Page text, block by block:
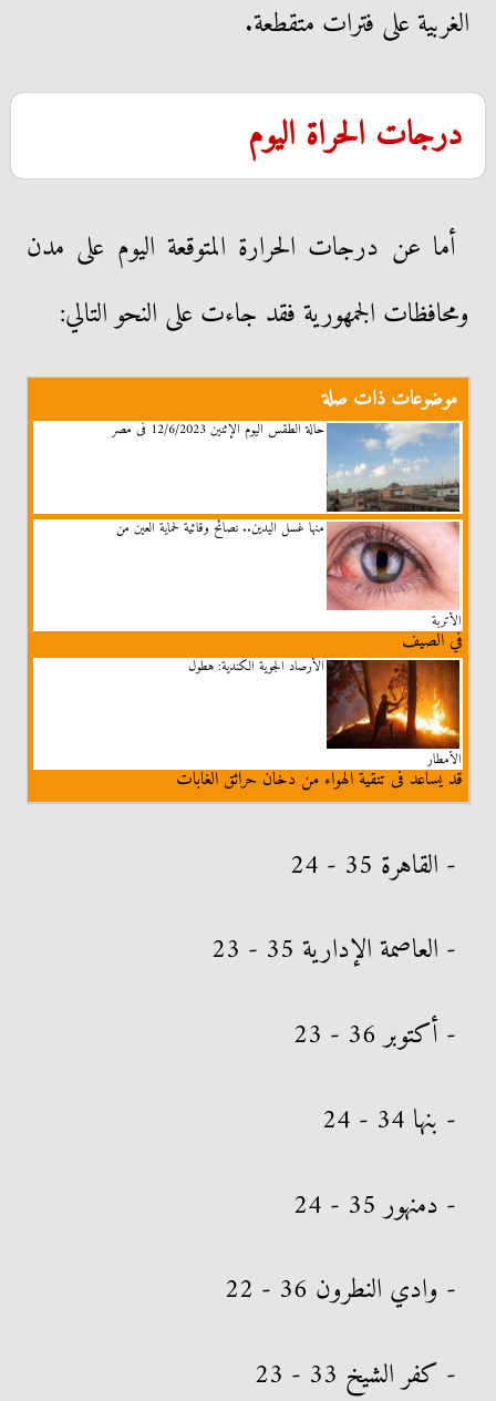
الغربية على فترات متقطعة.
درجات الحراة اليوم
أما عن درجات الحرارة المتوقعة اليوم على مدن
ومحافظات الجمهورية فقد جاءت على النحو التالي:
موضوعات ذات صلة
حالة الطقس اليوم الإثنين 12/6/2023 فى مصر
منها غسل اليدين.. نصائح وقائية لحماية العين من
الأتربة
في الصيف
الأرصاد الجوية الكندية: هطول
الأمطار
قد يساعد فى تنقية الهواء من دخان حرائق الغابات
- القاهرة 35 - 24
- العاصمة الإدارية 35 - 23
- أكتوبر 36 - 23
- بنها 34 - 24
- دمنهور 35 - 24
- وادي النطرون 36 - 22
- كفر الشيخ 33 - 23